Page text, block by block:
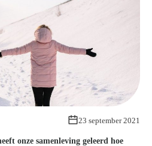
je kalknagels af
23 september 2021
onze samenleving geleerd hoe